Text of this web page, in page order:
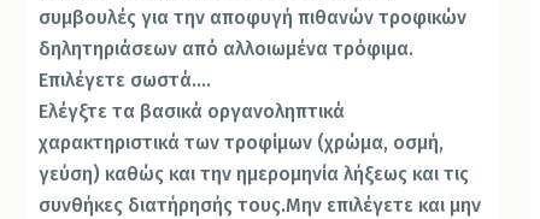
συμβουλές για την αποφυγή πιθανών τροφικών
δηλητηριάσεων από αλλοιωμένα τρόφιμα.
Επιλέγετε σωστά….
Ελέγξτε τα βασικά οργανοληπτικά
χαρακτηριστικά των τροφίμων (χρώμα, οσμή,
γεύση) καθώς και την ημερομηνία λήξεως και τις
συνθήκες διατήρησής τους.Μην επιλέγετε και μην